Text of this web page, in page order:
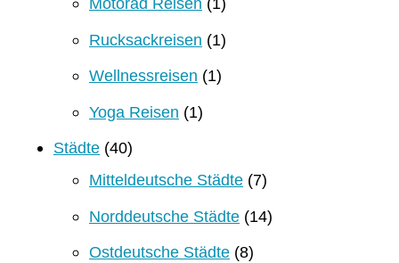
Rucksackreisen (1)
Wellnessreisen (1)
Yoga Reisen (1)
Städte (40)
Mitteldeutsche Städte (7)
Norddeutsche Städte (14)
Ostdeutsche Städte (8)